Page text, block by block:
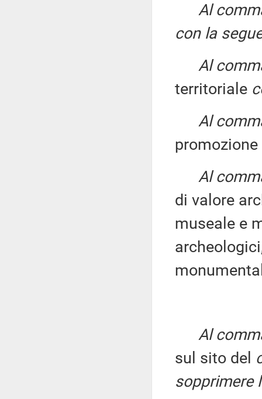
Al
con la
Al
territoriale
Al
promozione
Al
di valore
museale e
Al
sul sito del
sopprimere